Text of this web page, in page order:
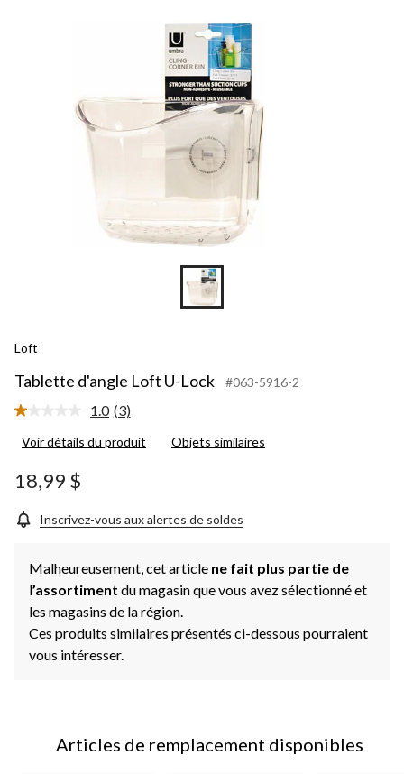
Loft
Tablette d'angle Loft U-Lock #063-5916-2
1.0 Lire
3
même
page.
(3)
Voir détails du produit Objets similaires
18,99 $
Inscrivez-vous aux alertes de soldes
Malheureusement, cet article ne fait plus partie de
l’assortiment du magasin que vous avez sélectionné et
les magasins de la région.
Ces produits similaires présentés ci-dessous pourraient
vous intéresser.
Articles de remplacement disponibles